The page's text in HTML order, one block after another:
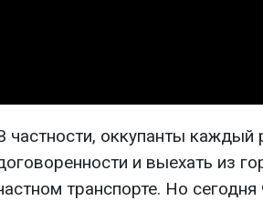
частности, оккупанты каждый
и выехать из
транспорте. Но